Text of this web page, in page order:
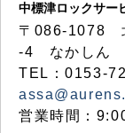
中標津ロックサー
〒086-1078
-4 なかしん
TEL：0153-
営業時間：